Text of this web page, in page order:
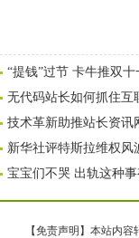
“提钱”过节 卡牛推双
无代码站长如何抓住互
技术革新助推站长资讯
新华社评特斯拉维权风
宝宝们不哭 出轨这种
【免责声明】本站内